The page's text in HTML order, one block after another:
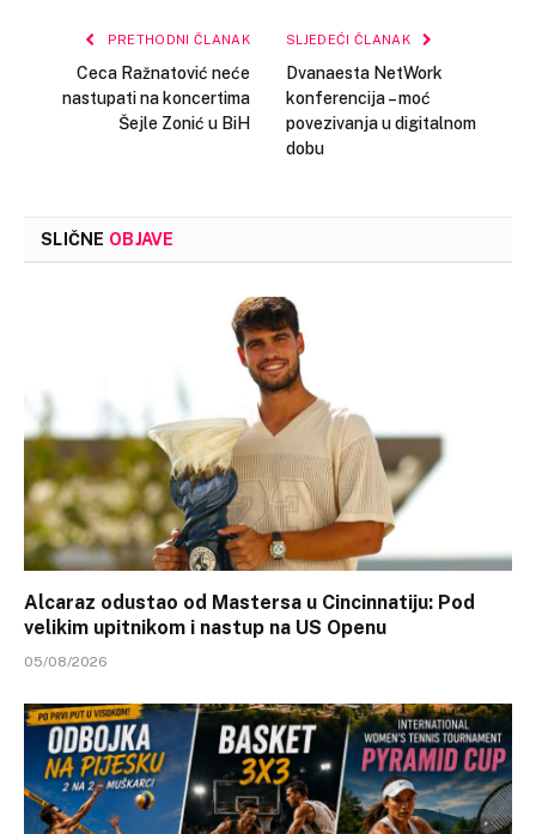
PRETHODNI ČLANAK
Ceca Ražnatović neće
nastupati na koncertima
Šejle Zonić u BiH
SLJEDEĆI ČLANAK
Dvanaesta NetWork
konferencija – moć
povezivanja u digitalnom
dobu
SLIČNE OBJAVE
Alcaraz odustao od Mastersa u Cincinnatiju: Pod
velikim upitnikom i nastup na US Openu
05/08/2026